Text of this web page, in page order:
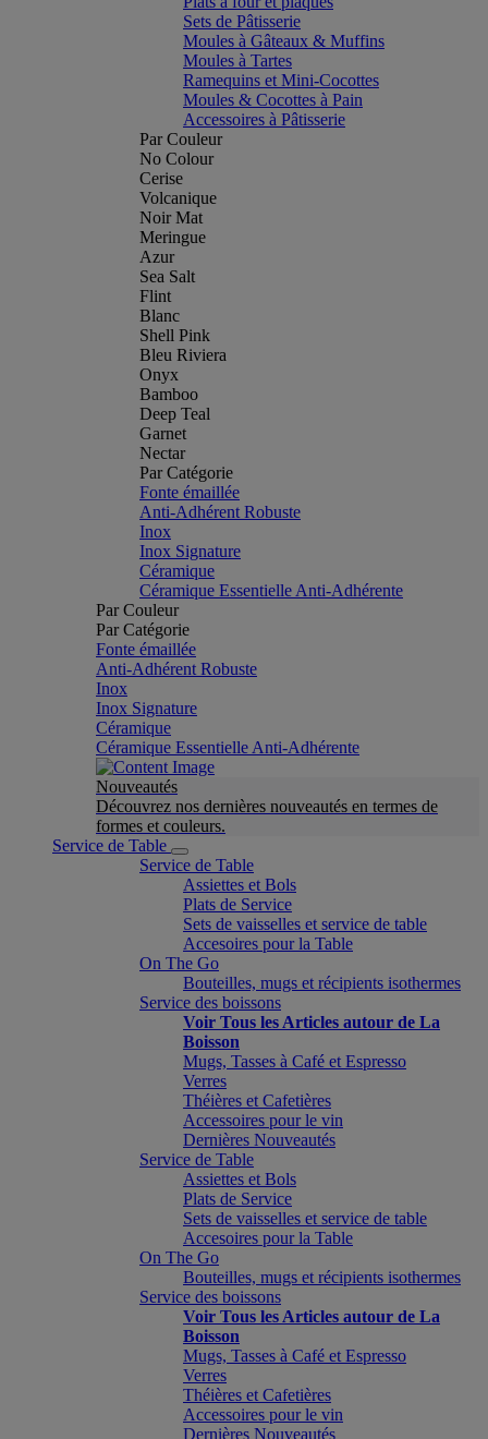
Sets de Pâtisserie
Moules à Gâteaux & Muffins
Moules à Tartes
Ramequins et Mini-Cocottes
Moules & Cocottes à Pain
Accessoires à Pâtisserie
Par Couleur
No Colour
Cerise
Volcanique
Noir Mat
Meringue
Azur
Sea Salt
Flint
Blanc
Shell Pink
Bleu Riviera
Onyx
Bamboo
Deep Teal
Garnet
Nectar
Par Catégorie
Fonte émaillée
Anti-Adhérent Robuste
Inox
Inox Signature
Céramique
Céramique Essentielle Anti-Adhérente
Par Couleur
Par Catégorie
Fonte émaillée
Anti-Adhérent Robuste
Inox
Inox Signature
Céramique
Céramique Essentielle Anti-Adhérente
Nouveautés
Découvrez nos dernières nouveautés en termes de
formes et couleurs.
Service de Table
Service de Table
Assiettes et Bols
Plats de Service
Sets de vaisselles et service de table
Accesoires pour la Table
On The Go
Bouteilles, mugs et récipients isothermes
Service des boissons
Voir Tous les Articles autour de La
Boisson
Mugs, Tasses à Café et Espresso
Verres
Théières et Cafetières
Accessoires pour le vin
Dernières Nouveautés
Service de Table
Assiettes et Bols
Plats de Service
Sets de vaisselles et service de table
Accesoires pour la Table
On The Go
Bouteilles, mugs et récipients isothermes
Service des boissons
Voir Tous les Articles autour de La
Boisson
Mugs, Tasses à Café et Espresso
Verres
Théières et Cafetières
Accessoires pour le vin
Dernières Nouveautés